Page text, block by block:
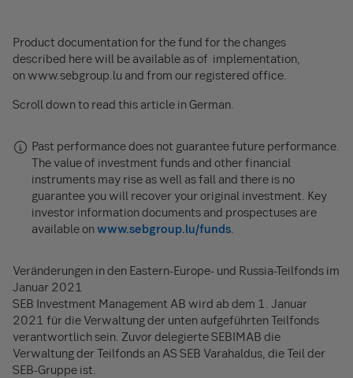
Product documentation for the fund for the changes
described here will be available as of implementation,
on www.sebgroup.lu and from our registered office.
Scroll down to read this article in German.
Past performance does not guarantee future performance.
The value of investment funds and other financial
instruments may rise as well as fall and there is no
guarantee you will recover your original investment. Key
investor information documents and prospectuses are
available onwww.sebgroup.lu/funds.
Veränderungen in den Eastern-Europe- und Russia-Teilfonds im
Januar 2021
SEB Investment Management AB wird ab dem 1. Januar
2021 für die Verwaltung der unten aufgeführten Teilfonds
verantwortlich sein. Zuvor delegierte SEBIMAB die
Verwaltung der Teilfonds an AS SEB Varahaldus, die Teil der
SEB-Gruppe ist.